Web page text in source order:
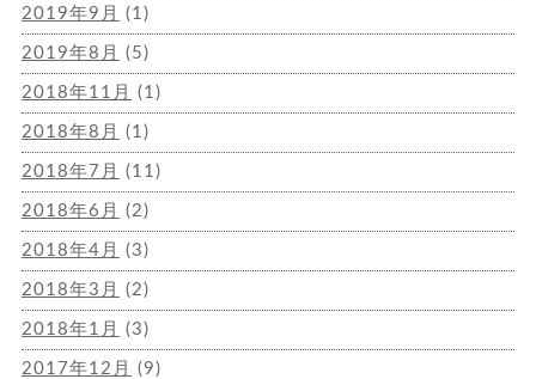
2019年9月 (1)
2019年8月 (5)
2018年11月 (1)
2018年8月 (1)
2018年7月 (11)
2018年6月 (2)
2018年4月 (3)
2018年3月 (2)
2018年1月 (3)
2017年12月 (9)